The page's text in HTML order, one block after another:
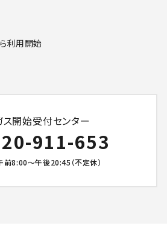
利用開始
開始受付センター
911-653
前8:00～午後20:45（不定休）